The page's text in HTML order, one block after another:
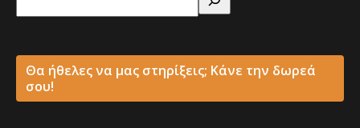
Θα ήθελες να μας στηρίξεις; Κάνε την δωρεά
σου!